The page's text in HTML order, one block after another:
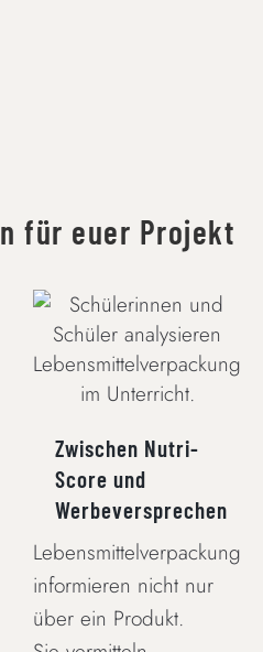
für euer Projekt
ZWISCHEN NUTRI-
SCORE UND
WERBEVERSPRECHEN
Zwischen Nutri-
Score und
Werbeversprechen
Lebensmittelverpackungen
informieren nicht nur
über ein Produkt.